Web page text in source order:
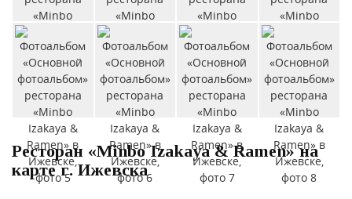
Ресторан «Minbo Izakaya & Ramen» на
карте г. Ижевска